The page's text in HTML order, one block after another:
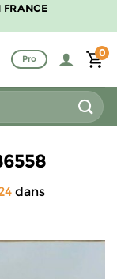
FRANCE
Pro
0
dans